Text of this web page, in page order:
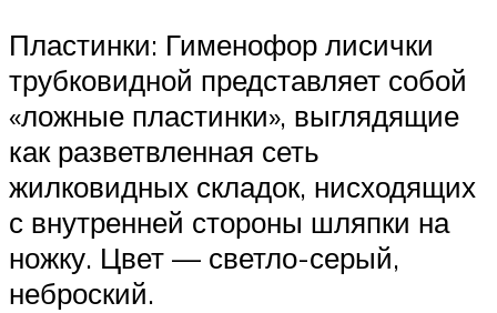
Пластинки: Гименофор лисички
трубковидной представляет собой
«ложные пластинки», выглядящие
как разветвленная сеть
жилковидных складок, нисходящих
с внутренней стороны шляпки на
ножку. Цвет — светло-серый,
неброский.